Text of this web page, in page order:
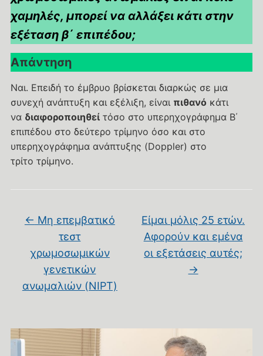
χαμηλές, μπορεί να αλλάξει κάτι στην
εξέταση β΄ επιπέδου;
Απάντηση
Ναι. Επειδή το έμβρυο βρίσκεται διαρκώς σε μια
συνεχή ανάπτυξη και εξέλιξη, είναι πιθανό κάτι
να διαφοροποιηθείτόσο στο υπερηχογράφημα Β΄
επιπέδου στο δεύτερο τρίμηνο όσο και στο
υπερηχογράφημα ανάπτυξης (Doppler) στο
τρίτο τρίμηνο.
← Μη επεμβατικό
τεστ
χρωμοσωμικών
γενετικών
ανωμαλιών (NIPT)
Είμαι μόλις 25 ετών.
Αφορούν και εμένα
οι εξετάσεις αυτές;
→